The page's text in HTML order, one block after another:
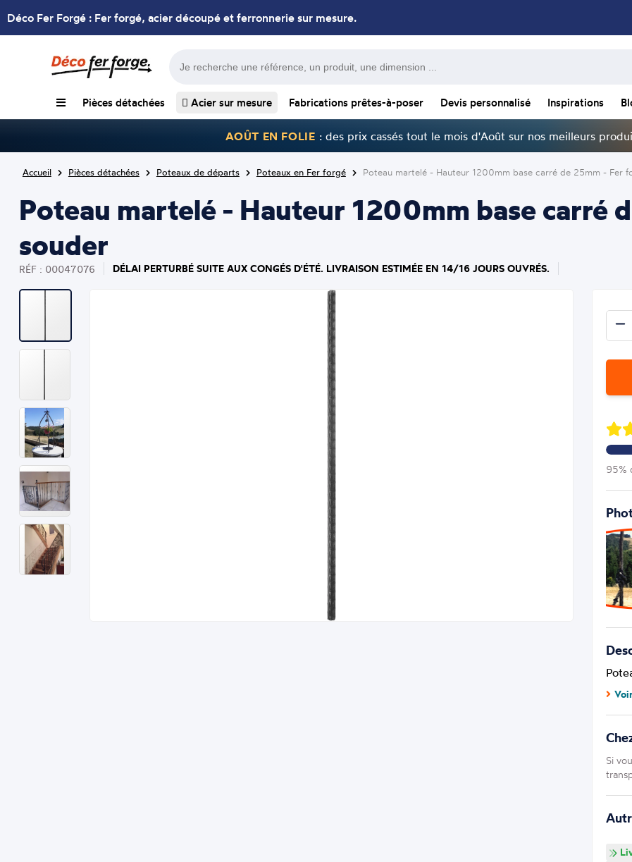
Déco Fer Forgé : Fer forgé, acier découpé et ferronnerie sur mesure.
Pièces détachées Acier sur mesure Fabrications prêtes-à-poser Devis personnalisé Inspirations
AOÛT EN FOLIE : des prix cassés tout le mois d'Août sur nos meilleurs
Accueil Pièces détachées Poteaux de départs Poteaux en Fer forgé Poteau martelé - Hauteur 1200mm base carré de 25mm - Fer
Poteau martelé - Hauteur 1200mm base carré
souder
RÉF : 00047076 DÉLAI PERTURBÉ SUITE AUX CONGÉS D'ÉTÉ. LIVRAISON ESTIMÉE EN 14/16 JOURS OUVRÉS.
95%
Si